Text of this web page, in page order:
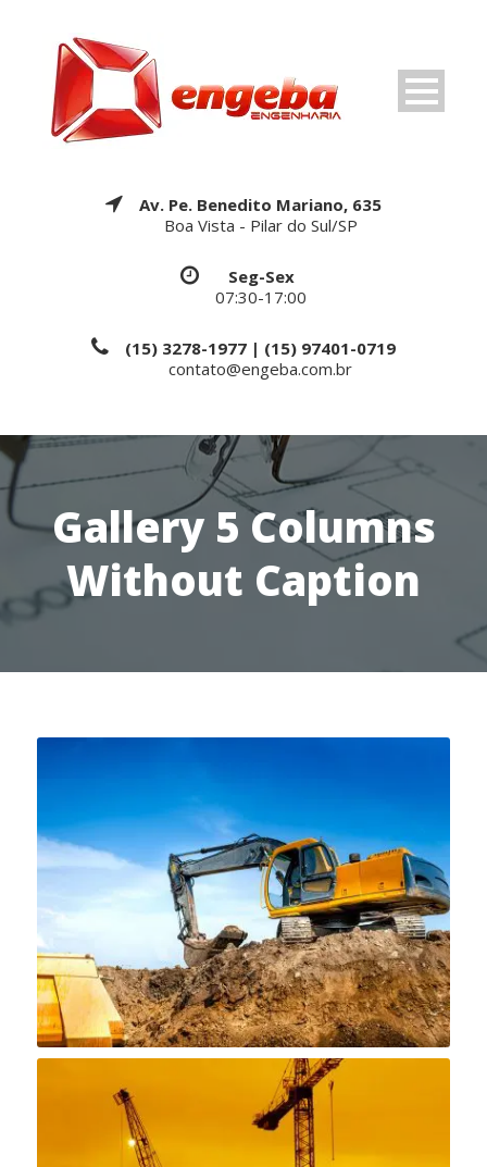
Av. Pe. Benedito Mariano, 635
Boa Vista - Pilar do Sul/SP
Seg-Sex
07:30-17:00
(15) 3278-1977 | (15) 97401-0719
contato@engeba.com.br
Gallery 5 Columns
Without Caption